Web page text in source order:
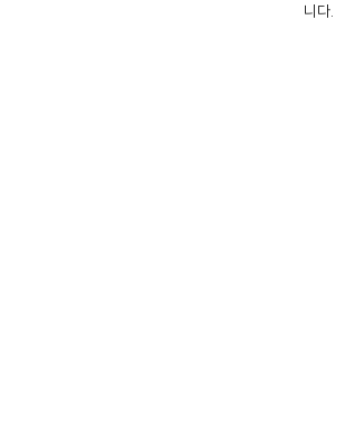
니다.